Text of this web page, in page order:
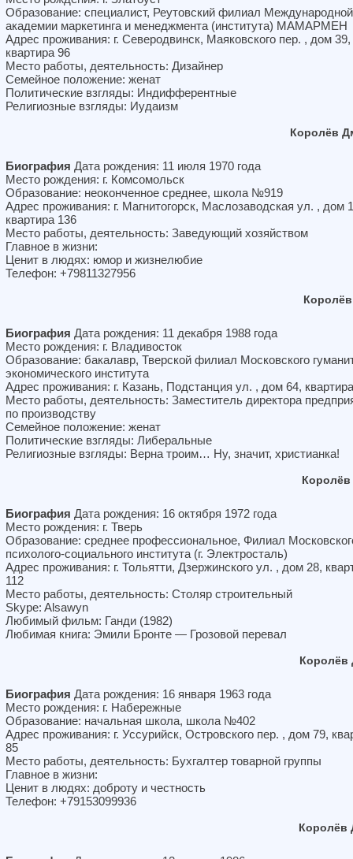
Образование: специалист, Реутовский филиал Международной
академии маркетинга и менеджмента (института) МАМАРМЕН
Адрес проживания: г. Северодвинск, Маяковского пер. , дом 39,
квартира 96
Место работы, деятельность: Дизайнер
Семейное положение: женат
Политические взгляды: Индифферентные
Религиозные взгляды: Иудаизм
Королёв
Биография Дата рождения: 11 июля 1970 года
Место рождения: г. Комсомольск
Образование: неоконченное среднее, школа №919
Адрес проживания: г. Магнитогорск, Маслозаводская ул. , дом
квартира 136
Место работы, деятельность: Заведующий хозяйством
Главное в жизни:
Ценит в людях: юмор и жизнелюбие
Телефон: +79811327956
Биография Дата рождения: 11 декабря 1988 года
Место рождения: г. Владивосток
Образование: бакалавр, Тверской филиал Московского
экономического института
Адрес проживания: г. Казань, Подстанция ул. , дом 64,
Место работы, деятельность: Заместитель директора
по производству
Семейное положение: женат
Политические взгляды: Либеральные
Религиозные взгляды: Верна троим… Ну, значит, христианка!
Биография Дата рождения: 16 октября 1972 года
Место рождения: г. Тверь
Образование: среднее профессиональное, Филиал
психолого-социального института (г. Электросталь)
Адрес проживания: г. Тольятти, Дзержинского ул. , дом 28,
112
Место работы, деятельность: Столяр строительный
Skype: Alsawyn
Любимый фильм: Ганди (1982)
Любимая книга: Эмили Бронте — Грозовой перевал
Королёв
Биография Дата рождения: 16 января 1963 года
Место рождения: г. Набережные
Образование: начальная школа, школа №402
Адрес проживания: г. Уссурийск, Островского пер. , дом 79,
85
Место работы, деятельность: Бухгалтер товарной группы
Главное в жизни:
Ценит в людях: доброту и честность
Телефон: +79153099936
Королёв